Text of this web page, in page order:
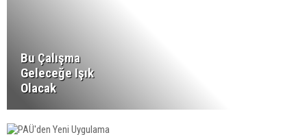
Bu Çalışma
Geleceğe Işık
Olacak